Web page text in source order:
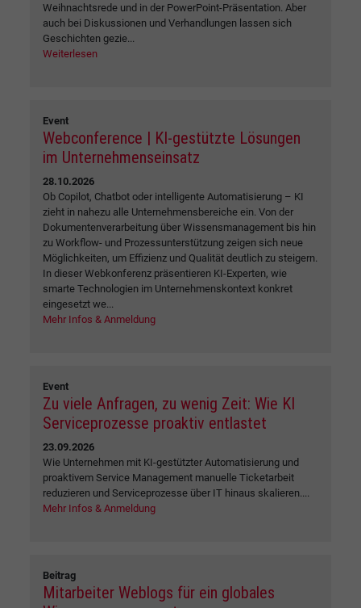
Weihnachtsrede und in der PowerPoint-Präsentation. Aber
auch bei Diskussionen und Verhandlungen lassen sich
Geschichten gezie...
Weiterlesen
Event
Webconference | KI-gestützte Lösungen
im Unternehmenseinsatz
28.10.2026
Ob Copilot, Chatbot oder intelligente Automatisierung – KI
zieht in nahezu alle Unternehmensbereiche ein. Von der
Dokumentenverarbeitung über Wissensmanagement bis hin
zu Workflow- und Prozessunterstützung zeigen sich neue
Möglichkeiten, um Effizienz und Qualität deutlich zu steigern.
In dieser Webkonferenz präsentieren KI-Experten, wie
smarte Technologien im Unternehmenskontext konkret
eingesetzt we...
Mehr Infos & Anmeldung
Event
Zu viele Anfragen, zu wenig Zeit: Wie KI
Serviceprozesse proaktiv entlastet
23.09.2026
Wie Unternehmen mit KI-gestützter Automatisierung und
proaktivem Service Management manuelle Ticketarbeit
reduzieren und Serviceprozesse über IT hinaus skalieren....
Mehr Infos & Anmeldung
Beitrag
Mitarbeiter Weblogs für ein globales